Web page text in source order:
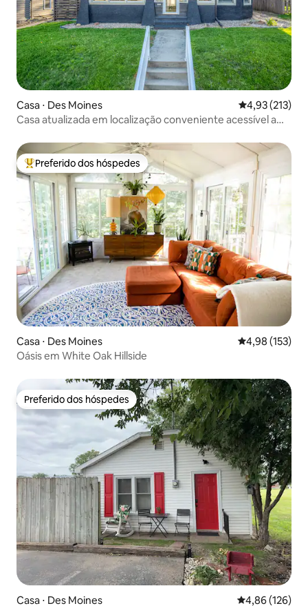
Casa ⋅ Des Moines 4,93 de uma
4,93 (213)
Casa atualizada em localização conveniente acessível a
Entre os melhores preferidos dos hóspedes
Preferido dos hóspedes
Casa ⋅ Des Moines 4,98 de uma
4,98 (153)
Oásis em White Oak Hillside
Preferido dos hóspedes
Preferido dos hóspedes
Casa ⋅ Des Moines 4,86 de uma
4,86 (126)